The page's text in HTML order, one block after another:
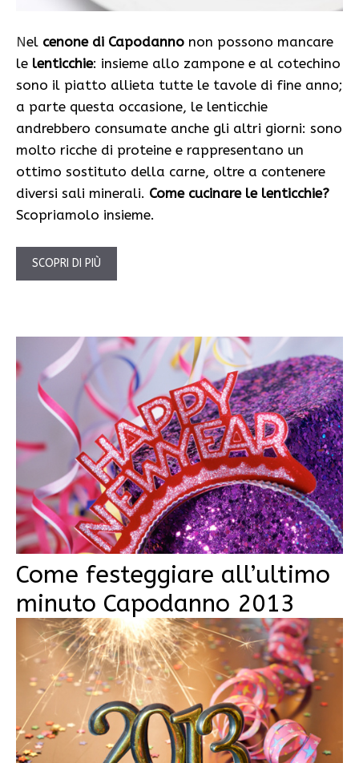
Nel cenone di Capodanno non possono mancare
le lenticchie: insieme allo zampone e al cotechino
sono il piatto allieta tutte le tavole di fine anno;
a parte questa occasione, le lenticchie
andrebbero consumate anche gli altri giorni: sono
molto ricche di proteine e rappresentano un
ottimo sostituto della carne, oltre a contenere
diversi sali minerali. Come cucinare le lenticchie?
Scopriamolo insieme.
SCOPRI DI PIÙ
Come festeggiare all’ultimo
minuto Capodanno 2013